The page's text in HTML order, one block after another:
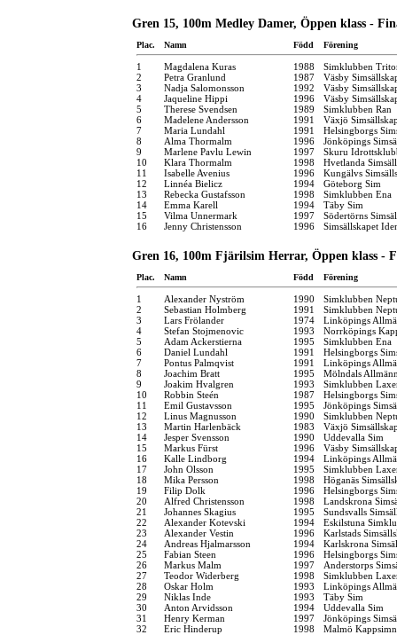
Gren 15, 100m Medley Damer, Öppen klass -
Plac. Namn Född Förening
1 Magdalena Kuras 1988
Simklubben
2
Petra Granlund 1987
Väsby
3
Nadja Salomonsson 1992
Väsby
4
Jaqueline Hippi 1996
Väsby
5
Therese Svendsen 1989
Simklubben Ran
6
Madelene Andersson 1991
Växjö
7
Maria Lundahl 1991
Helsingborgs
8
Alma Thormalm 1996
Jönköpings
9
Marlene Pavlu Lewin 1997
Skuru
10
Klara Thormalm 1998
Hvetlanda
11
Isabelle Avenius 1996
Kungälvs
12
Linnéa Bielicz 1994
Göteborg Sim
13
Rebecka Gustafsson 1998
Simklubben Ena
14
Emma Karell 1994
Täby Sim
15
Vilma Unnermark 1997
Södertörns
16
Jenny Christensson 1996 Simsällskapet
Gren 16, 100m Fjärilsim Herrar, Öppen klass -
Plac. Namn Född Förening
1 Alexander Nyström 1990
Simklubben
2
Sebastian Holmberg 1991
Simklubben
3
Lars Frölander 1974
Linköpings
4
Stefan Stojmenovic 1993
Norrköpings
5
Adam Ackerstierna 1995
Simklubben Ena
6
Daniel Lundahl 1991
Helsingborgs
7
Pontus Palmqvist 1991
Linköpings
8
Joachim Bratt 1995
Mölndals
9
Joakim Hvalgren 1993
Simklubben
10
Robbin Steén 1987
Helsingborgs
11
Emil Gustavsson 1995
Jönköpings
12
Linus Magnusson 1990
Simklubben
13
Martin Harlenbäck 1983
Växjö
14
Jesper Svensson 1990
Uddevalla Sim
15
Markus Fürst 1996
Väsby
16
Kalle Lindborg 1994
Linköpings
17
John Olsson 1995
Simklubben
18
Mika Persson 1998
Höganäs
19
Filip Dolk 1996
Helsingborgs
20
Alfred Christensson 1998
Landskrona
21
Johannes Skagius 1995
Sundsvalls
22
Alexander Kotevski 1994
Eskilstuna
23
Alexander Vestin 1996
Karlstads
24
Andreas Hjalmarsson 1994
Karlskrona
25
Fabian Steen 1996
Helsingborgs
26
Markus Malm 1997
Anderstorps
27
Teodor Widerberg 1998
Simklubben
28
Oskar Holm 1993
Linköpings
29
Niklas Inde 1993
Täby Sim
30
Anton Arvidsson 1994
Uddevalla Sim
31
Henry Kerman 1997
Jönköpings
32
Eric Hinderup 1998 Malmö